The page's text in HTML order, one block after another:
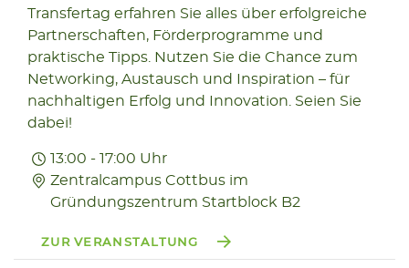
Transfertag erfahren Sie alles über erfolgreiche
Partnerschaften, Förderprogramme und
praktische Tipps. Nutzen Sie die Chance zum
Networking, Austausch und Inspiration – für
nachhaltigen Erfolg und Innovation. Seien Sie
dabei!
13:00 - 17:00 Uhr
Zentralcampus Cottbus im
Gründungszentrum Startblock B2
ZUR VERANSTALTUNG